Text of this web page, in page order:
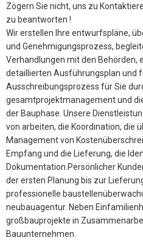
Zögern Sie nicht, uns zu
zu beantworten !
Wir erstellen Ihre entwurfspläne,
und Genehmigungsprozess,
Verhandlungen mit den Behörden,
detaillierten Ausführungsplan und
Ausschreibungsprozess für Sie
gesamtprojektmanagement und
der Bauphase. Unsere
von arbeiten, die Koordination, die
Management von
Empfang und die Lieferung, die
Dokumentation.Persönlicher
der ersten Planung bis zur
professionelle
neubauagentur. Neben
großbauprojekte in
Bauunternehmen.